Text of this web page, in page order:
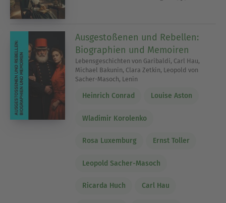
Ausgestoßenen und Rebellen:
Biographien und Memoiren
Lebensgeschichten von Garibaldi, Carl Hau,
Michael Bakunin, Clara Zetkin, Leopold von
Sacher-Masoch, Lenin
Heinrich Conrad Louise Aston
Wladimir Korolenko
Rosa Luxemburg Ernst Toller
Leopold Sacher-Masoch
Ricarda Huch Carl Hau